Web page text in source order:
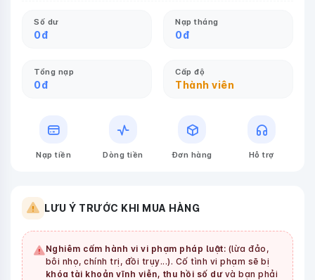
Số dư
0đ
Nạp tháng
0đ
Tổng nạp
0đ
Cấp độ
Thành viên
Nạp tiền Dòng tiền Đơn hàng Hỗ trợ
LƯU Ý TRƯỚC KHI MUA HÀNG
Nghiêm cấm hành vi vi phạm pháp luật: (lừa đảo,
bôi nhọ, chính trị, đồi trụy...). Cố tình vi phạm sẽ bị
khóa tài khoản vĩnh viễn, thu hồi số dưvà bạn phải